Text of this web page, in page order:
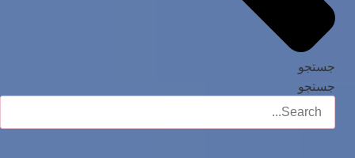
جستجو
جستجو